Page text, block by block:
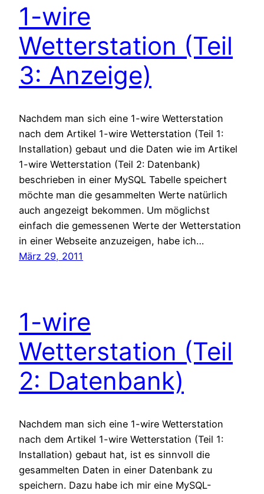
1-wire
Wetterstation (Teil
3: Anzeige)
Nachdem man sich eine 1-wire Wetterstation
nach dem Artikel 1-wire Wetterstation (Teil 1:
Installation) gebaut und die Daten wie im Artikel
1-wire Wetterstation (Teil 2: Datenbank)
beschrieben in einer MySQL Tabelle speichert
möchte man die gesammelten Werte natürlich
auch angezeigt bekommen. Um möglichst
einfach die gemessenen Werte der Wetterstation
in einer Webseite anzuzeigen, habe ich…
März 29, 2011
1-wire
Wetterstation (Teil
2: Datenbank)
Nachdem man sich eine 1-wire Wetterstation
nach dem Artikel 1-wire Wetterstation (Teil 1:
Installation) gebaut hat, ist es sinnvoll die
gesammelten Daten in einer Datenbank zu
speichern. Dazu habe ich mir eine MySQL-